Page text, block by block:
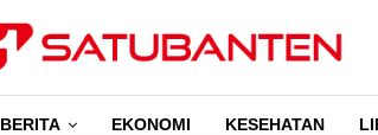
BERITA EKONOMI KESEHATAN